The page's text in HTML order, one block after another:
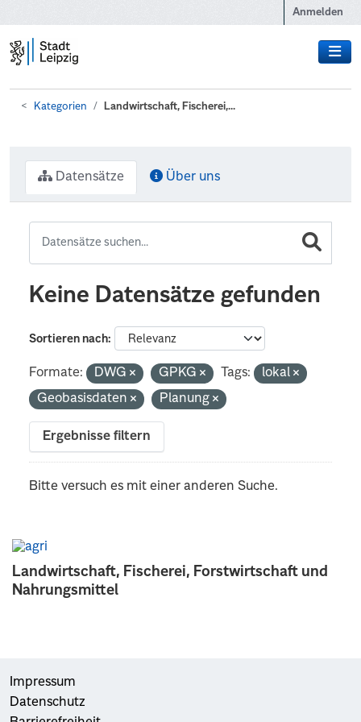
Anmelden
Kategorien Landwirtschaft, Fischerei,...
Landwirtschaft, Fischerei, Forstwirtschaft und
Nahrungsmittel
Datensätze Über uns
Keine Datensätze gefunden
Sortieren nach
Formate: DWG GPKG Tags:
lokal
Geobasisdaten
Planung
Ergebnisse filtern
Bitte versuch es mit einer anderen Suche.
Impressum
Datenschutz